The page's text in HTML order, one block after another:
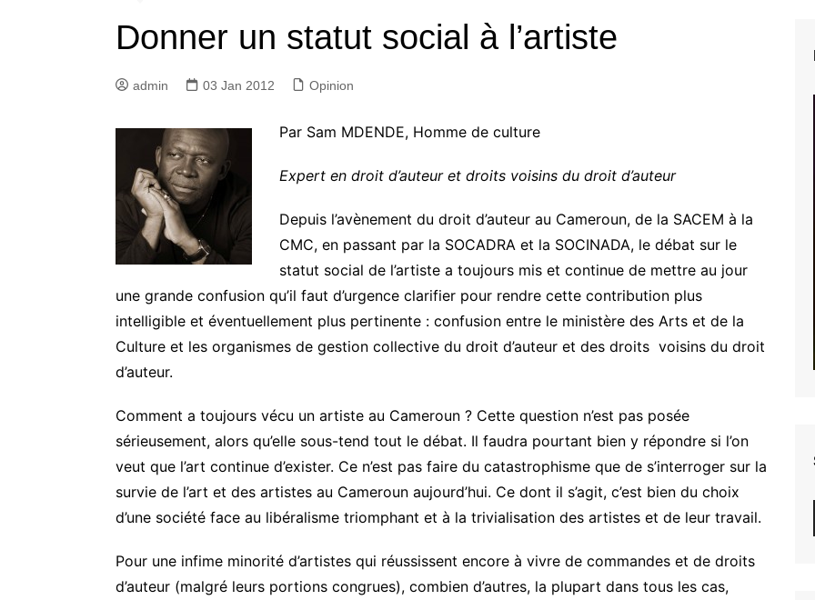
Donner un statut social à l’artiste
admin 03 Jan 2012 Opinion
Par Sam MDENDE, Homme de culture
Expert en droit d’auteur et droits voisins du droit d’auteur
Depuis l’avènement du droit d’auteur au Cameroun, de la SACEM à la
CMC, en passant par la SOCADRA et la SOCINADA, le débat sur le
statut social de l’artiste a toujours mis et continue de mettre au jour
une grande confusion qu’il faut d’urgence clarifier pour rendre cette contribution plus
intelligible et éventuellement plus pertinente : confusion entre le ministère des Arts et de la
Culture et les organismes de gestion collective du droit d’auteur et des droits voisins du droit
d’auteur.
Comment a toujours vécu un artiste au Cameroun ? Cette question n’est pas posée
sérieusement, alors qu’elle sous-tend tout le débat. Il faudra pourtant bien y répondre si l’on
veut que l’art continue d’exister. Ce n’est pas faire du catastrophisme que de s’interroger sur la
survie de l’art et des artistes au Cameroun aujourd’hui. Ce dont il s’agit, c’est bien du choix
d’une société face au libéralisme triomphant et à la trivialisation des artistes et de leur travail.
Pour une infime minorité d’artistes qui réussissent encore à vivre de commandes et de droits
d’auteur (malgré leurs portions congrues), combien d’autres, la plupart dans tous les cas,